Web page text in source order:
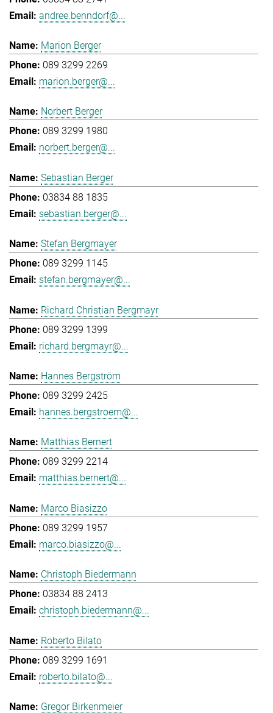
andree.benndorf@...
Marion Berger
089 3299 2269
marion.berger@...
Norbert Berger
089 3299 1980
norbert.berger@...
Sebastian Berger
03834 88 1835
sebastian.berger@...
Stefan Bergmayer
089 3299 1145
stefan.bergmayer@...
Richard Christian Bergmayr
089 3299 1399
richard.bergmayr@...
Hannes Bergström
089 3299 2425
hannes.bergstroem@...
Matthias Bernert
089 3299 2214
matthias.bernert@...
Marco Biasizzo
089 3299 1957
marco.biasizzo@...
Christoph Biedermann
03834 88 2413
christoph.biedermann@...
Roberto Bilato
089 3299 1691
roberto.bilato@...
Gregor Birkenmeier